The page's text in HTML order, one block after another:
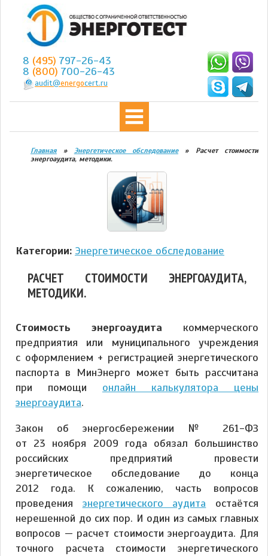
8 (495) 797-26-43
8 (800) 700-26-43
audit@energocert.ru
Главная » Энергетическое обследование» Расчет стоимости
энергоаудита, методики.
Категории: Энергетическое обследование
РАСЧЕТ СТОИМОСТИ ЭНЕРГОАУДИТА,
МЕТОДИКИ.
Стоимость энергоаудита коммерческого
предприятия или муниципального учреждения
с оформлением + регистрацией энергетического
паспорта в МинЭнерго может быть рассчитана
при помощи онлайн калькулятора цены
энергоаудита.
Закон об энергосбережении № 261-ФЗ
от 23 ноября 2009 года обязал большинство
российских предприятий провести
энергетическое обследование до конца
2012 года. К сожалению, часть вопросов
проведения энергетического аудита остаётся
нерешенной до сих пор. И один из самых главных
вопросов — расчет стоимости энергоаудита. Для
точного расчета стоимости энергетического